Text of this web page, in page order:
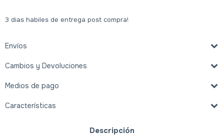
3 dias habiles de entrega post compra!
Envíos
Cambios y Devoluciones
Medios de pago
Características
Descripción